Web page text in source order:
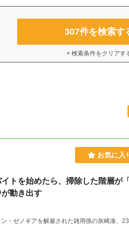
307件を検索す
× 検索条件をクリアす
お気に入
トを始めたら、掃除した階層が
動き出す